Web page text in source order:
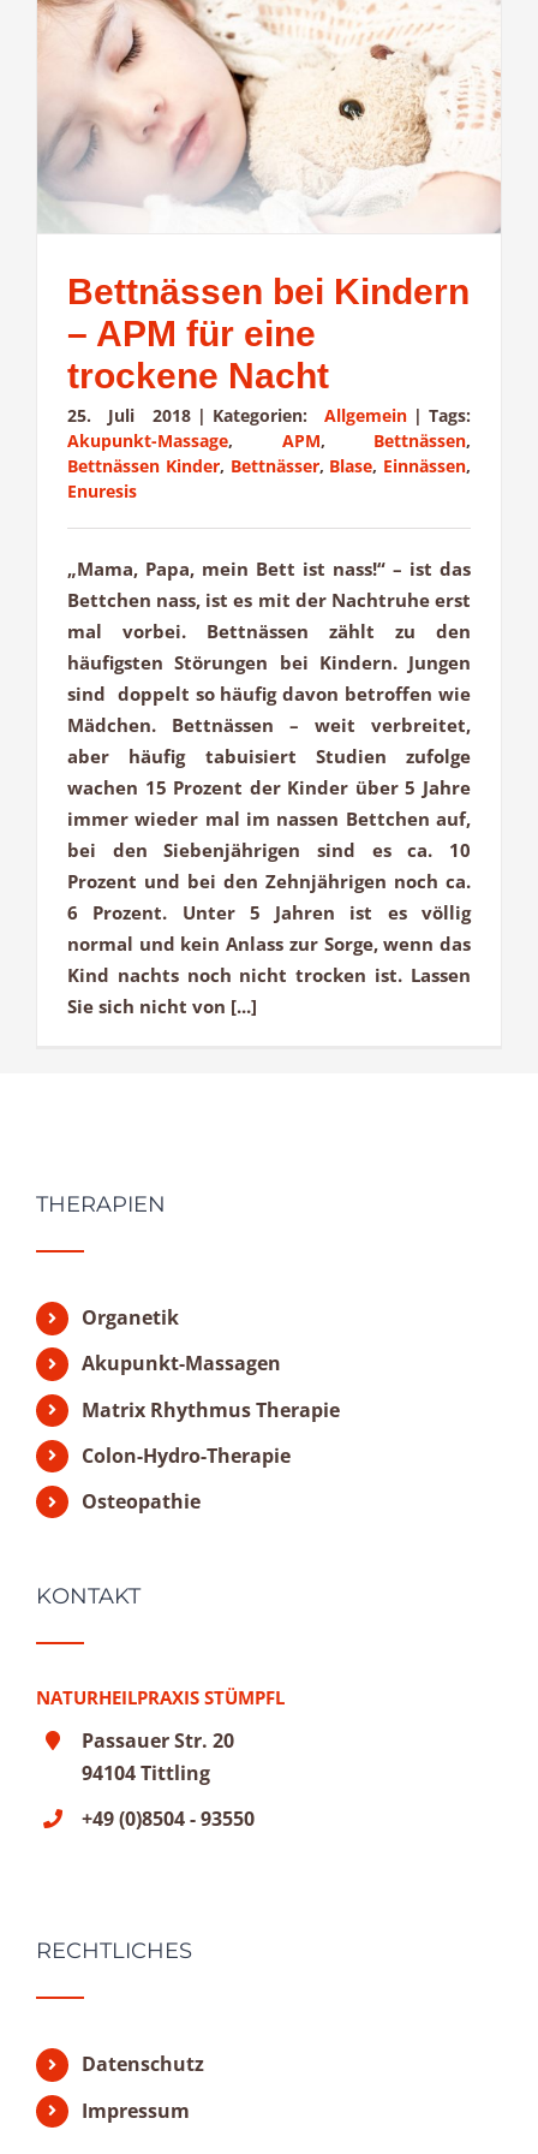
Bettnässen bei Kindern
– APM für eine
trockene Nacht
25. Juli 2018 | Kategorien:Allgemein | Tags:
Akupunkt-Massage, APM, Bettnässen,
Bettnässen Kinder, Bettnässer, Blase, Einnässen,
Enuresis
„Mama, Papa, mein Bett ist nass!“ – ist das
Bettchen nass, ist es mit der Nachtruhe erst
mal vorbei. Bettnässen zählt zu den
häufigsten Störungen bei Kindern. Jungen
sind doppelt so häufig davon betroffen wie
Mädchen. Bettnässen – weit verbreitet,
aber häufig tabuisiert Studien zufolge
wachen 15 Prozent der Kinder über 5 Jahre
immer wieder mal im nassen Bettchen auf,
bei den Siebenjährigen sind es ca. 10
Prozent und bei den Zehnjährigen noch ca.
6 Prozent. Unter 5 Jahren ist es völlig
normal und kein Anlass zur Sorge, wenn das
Kind nachts noch nicht trocken ist. Lassen
Sie sich nicht von [...]
THERAPIEN
Organetik
Akupunkt-Massagen
Matrix Rhythmus Therapie
Colon-Hydro-Therapie
Osteopathie
KONTAKT
NATURHEILPRAXIS STÜMPFL
Passauer Str. 20
94104 Tittling
+49 (0)8504 - 93550
RECHTLICHES
Datenschutz
Impressum